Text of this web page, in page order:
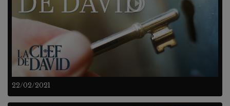
22/02/2021